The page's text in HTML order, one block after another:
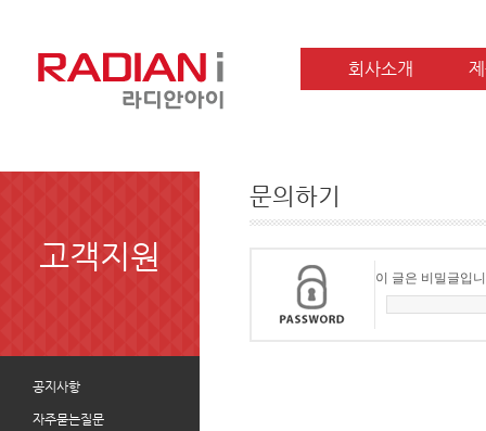
회사소개
고객지원
공지사항
자주묻는질문
문의하기
이 글은 비밀글입